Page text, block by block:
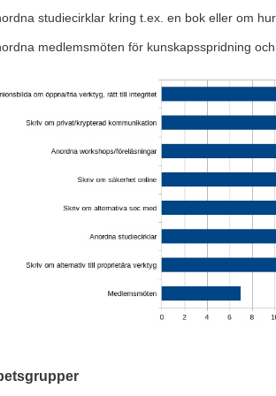
studiecirklar kring t.ex. en bok eller om
medlemsmöten för kunskapsspridning